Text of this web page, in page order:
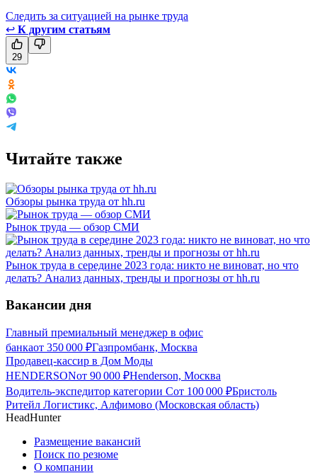
Следить за ситуацией на рынке труда
↩ К другим статьям
29
Читайте также
Обзоры рынка труда от hh.ru
Рынок труда — обзор СМИ
Рынок труда в середине 2023 года: никто не виноват, но что
делать? Анализ данных, тренды и прогнозы от hh.ru
Вакансии дня
Главный премиальный менеджер в офис
банкаот 350 000 ₽Газпромбанк, Москва
Продавец-кассир в Дом Моды
HENDERSONот 90 000 ₽Henderson, Москва
Водитель-экспедитор категории Сот 100 000 ₽Бристоль
Ритейл Логистикс, Алфимово (Московская область)
HeadHunter
Размещение вакансий
Поиск по резюме
О компании